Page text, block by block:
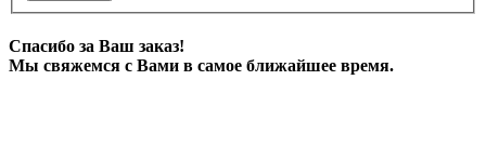
Спасибо за Ваш заказ!
Мы свяжемся с Вами в самое ближайшее время.